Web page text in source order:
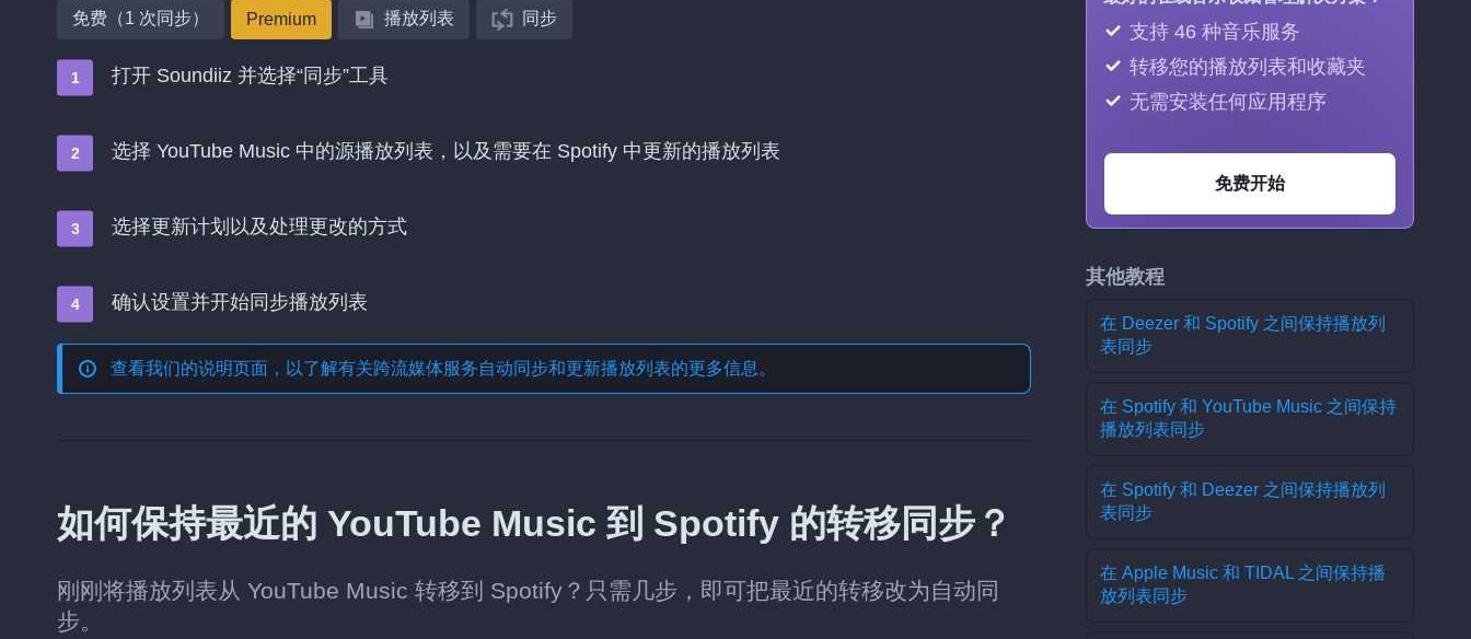
免费（1 次同步） Premium 播放列表 同步
打开 Soundiiz 并选择“同步”工具
选择 YouTube Music 中的源播放列表，以及需要在 Spotify 中更新的播放列表
选择更新计划以及处理更改的方式
确认设置并开始同步播放列表
查看我们的说明页面，以了解有关跨流媒体服务自动同步和更新播放列表的更多信息。
如何保持最近的 YouTube Music 到 Spotify 的转移同步？
刚刚将播放列表从 YouTube Music 转移到 Spotify？只需几步，即可把最近的转移改为自动同
步。
支持 46 种音乐服务
转移您的播放列表和收藏夹
无需安装任何应用程序
免费开始
其他教程
在 Deezer 和 Spotify 之间保持播放列
表同步
在 Spotify 和 YouTube Music 之间保持
播放列表同步
在 Spotify 和 Deezer 之间保持播放列
表同步
在 Apple Music 和 TIDAL 之间保持播
放列表同步